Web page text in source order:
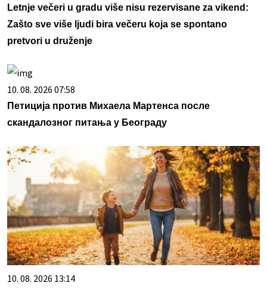
Letnje večeri u gradu više nisu rezervisane za vikend:
Zašto sve više ljudi bira večeru koja se spontano
pretvori u druženje
10. 08. 2026 07:58
Петиција против Михаела Мартенса после
скандалозног питања у Београду
10. 08. 2026 13:14